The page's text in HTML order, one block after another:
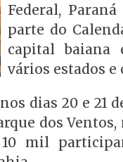
Federal,
parte do
capital baiana
vários estados e
dias 20 e 21
dos
mil